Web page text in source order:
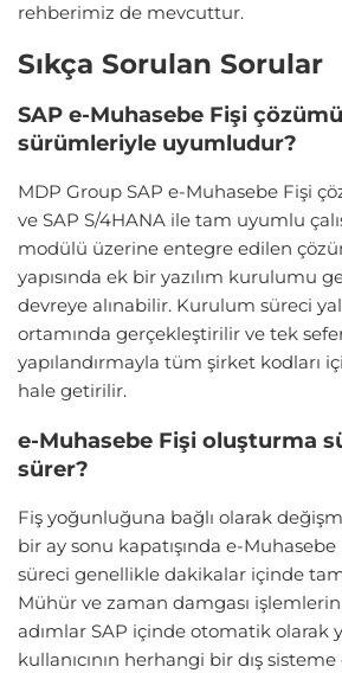
rehberimiz de mevcuttur.
Sıkça Sorulan Sorular
SAP e-Muhasebe Fişi
sürümleriyle uyumludur?
MDP Group SAP e-Muhasebe Fişi
ve SAP S/4HANA ile tam uyumlu
modülü üzerine entegre edilen
yapısında ek bir yazılım kurulumu
devreye alınabilir. Kurulum süreci
ortamında gerçekleştirilir ve tek
yapılandırmayla tüm şirket kodları
hale getirilir.
e-Muhasebe Fişi oluşturma
sürer?
Fiş yoğunluğuna bağlı olarak
bir ay sonu kapatışında e-
süreci genellikle dakikalar içinde
Mühür ve zaman damgası
adımlar SAP içinde otomatik olarak
kullanıcının herhangi bir dış sisteme